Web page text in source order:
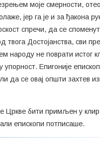
моје смерности, отео
јер га је и за ђакона
спречи, да се
Достојанства, сви
народу не поврати истог
Епигоније
да се овај општи захтев
Цркве бити примљен у
епископи потписаше.